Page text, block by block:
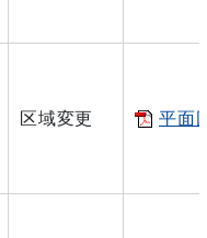
区域変更 平面